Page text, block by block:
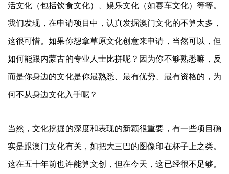
活文化（包括饮食文化）、娱乐文化（如赛车文化）等等。
我们发现，在申请项目中，认真发掘澳门文化的不算太多，
这很可惜。如果你想拿草原文化创意来申请，当然可以，但
如何能跟内蒙古的专业人士比拼呢？因为你不够熟悉嘛，反
而是你身边的文化是你最熟悉、最有优势、最有资格的，为
何不从身边文化入手呢？
当然，文化挖掘的深度和表现的新颖很重要，有一些项目确
实是跟澳门文化有关，如把大三巴的图像印在杯子上之类。
这在五十年前也许能算文创，但在今天，这已经很不足够。